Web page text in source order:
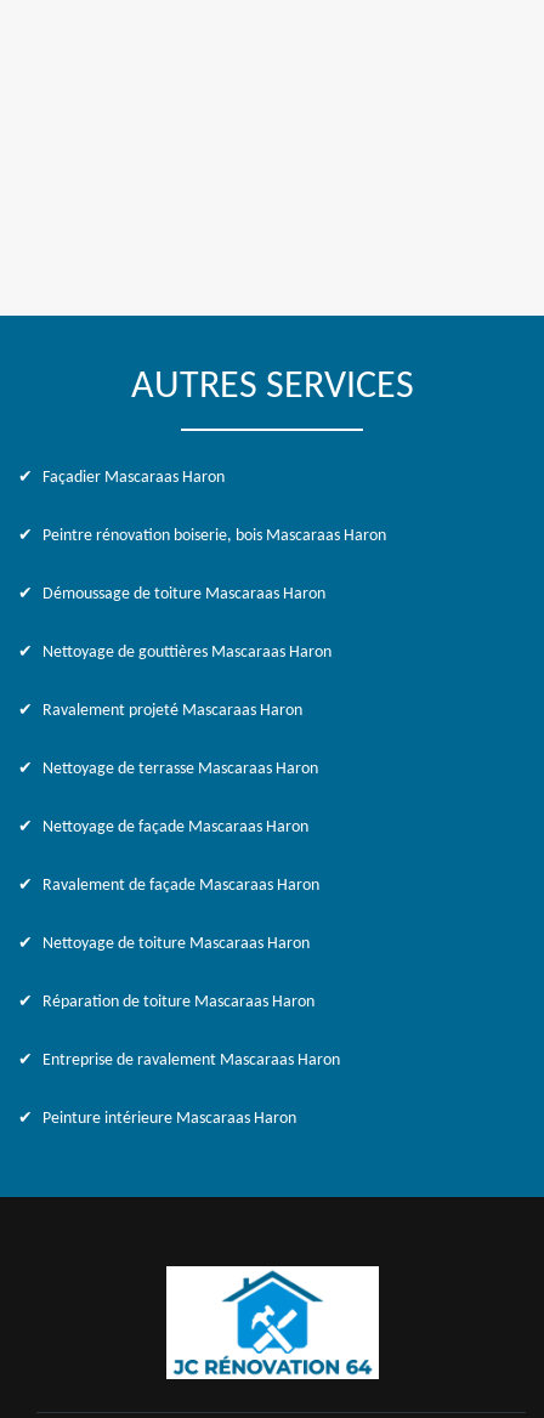
AUTRES SERVICES
Façadier Mascaraas Haron
Peintre rénovation boiserie, bois Mascaraas Haron
Démoussage de toiture Mascaraas Haron
Nettoyage de gouttières Mascaraas Haron
Ravalement projeté Mascaraas Haron
Nettoyage de terrasse Mascaraas Haron
Nettoyage de façade Mascaraas Haron
Ravalement de façade Mascaraas Haron
Nettoyage de toiture Mascaraas Haron
Réparation de toiture Mascaraas Haron
Entreprise de ravalement Mascaraas Haron
Peinture intérieure Mascaraas Haron